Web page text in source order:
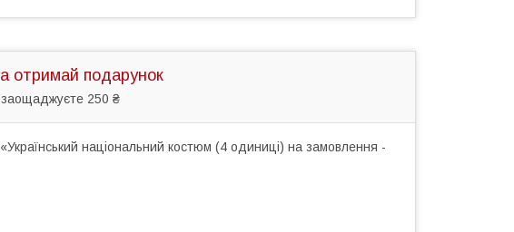
отримай подарунок
250 ₴
національний костюм (4 одиниці) на замовлення -